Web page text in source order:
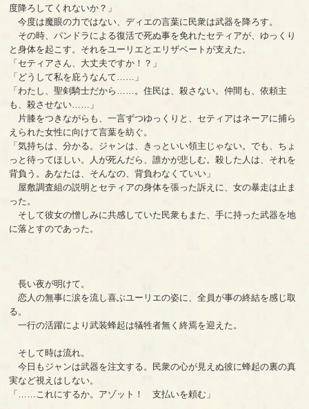
度降ろしてくれないか？」
今度は魔眼の力ではない、ディエの言葉に民衆は武器を降ろす。
その時、パンドラによる復活で死ぬ事を免れたセティアが、ゆっくり
と身体を起こす。それをユーリエとエリザベートが支えた。
「セティアさん、大丈夫ですか！？」
「どうして私を庇うなんて……」
「わたし、聖剣騎士だから……。住民は、殺さない。仲間も、依頼主
も、殺させない……」
片膝をつきながらも、一言ずつゆっくりと、セティアはネーアに捕ら
えられた女性に向けて言葉を紡ぐ。
「気持ちは、分かる。ジャンは、きっといい領主じゃない。でも、ちょ
っと待ってほしい。人が死んだら、誰かが悲しむ。殺した人は、それを
背負う。あなたは、そんなの、背負わなくていい」
屋敷調査組の説明とセティアの身体を張った訴えに、女の暴走は止ま
った。
そして彼女の憎しみに共感していた民衆もまた、手に持った武器を地
に落とすのであった。
長い夜が明けて。
恋人の無事に涙を流し喜ぶユーリエの姿に、全員が事の終結を感じ取
る。
一行の活躍により武装蜂起は犠牲者無く終焉を迎えた。
そして時は流れ。
今日もジャンは武器を注文する。民衆の心が見えぬ彼に蜂起の裏の真
実など視えはしない。
「……これにするか。アゾット！ 支払いを頼む」